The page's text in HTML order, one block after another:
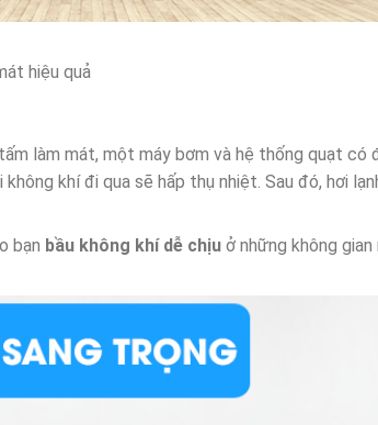
hiệu quả
làm mát, một máy bơm và hệ thống quạt có
không khí đi qua sẽ hấp thụ nhiệt. Sau đó, hơi
bạn bầu không khí dễ chịuở những không gian